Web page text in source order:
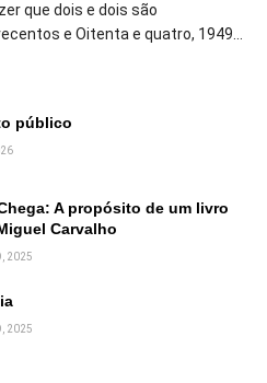
que dois e dois são
e Oitenta e quatro, 1949...
público
A propósito de um livro
Carvalho
2025
2025